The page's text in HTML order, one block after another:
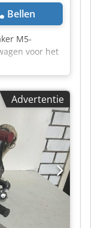
Bellen
M5-
voor het
opslaan
Zelfs
zodat ze
breedte van
1250 mm en
en een
de TAW140
tussen de
en
Advertentie